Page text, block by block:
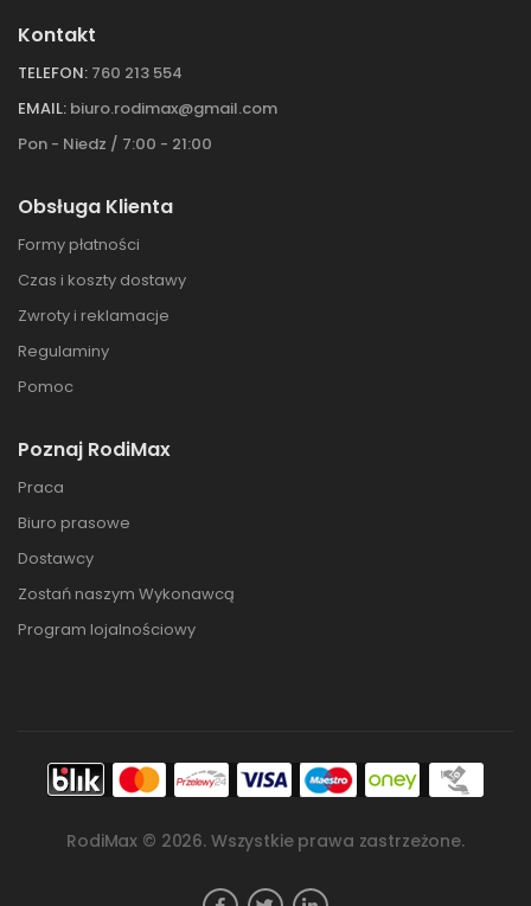
Kontakt
TELEFON: 760 213 554
EMAIL: biuro.rodimax@gmail.com
Pon - Niedz / 7:00 - 21:00
Obsługa Klienta
Formy płatności
Czas i koszty dostawy
Zwroty i reklamacje
Regulaminy
Pomoc
Poznaj RodiMax
Praca
Biuro prasowe
Dostawcy
Zostań naszym Wykonawcą
Program lojalnościowy
RodiMax © 2026. Wszystkie prawa zastrzeżone.